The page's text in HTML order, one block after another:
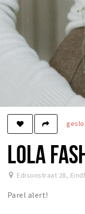
Roddels...
Restaurants en
Agenda
Eindhovense
Te koop en te huur
Winkels
Aanbiedingen
Ook reclame maken?
Over Eindhovens
LOLA
Edisonstraat 28,
Parel alert!